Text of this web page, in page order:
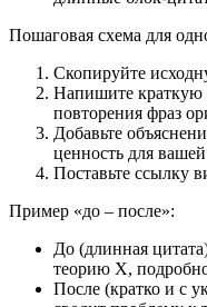
Пошаговая схема для
Скопируйте
Напишите краткую
повторения фраз
Добавьте
ценность для
Поставьте ссылку
Пример «до – после»:
До (длинная
теорию X,
После (кратко и с